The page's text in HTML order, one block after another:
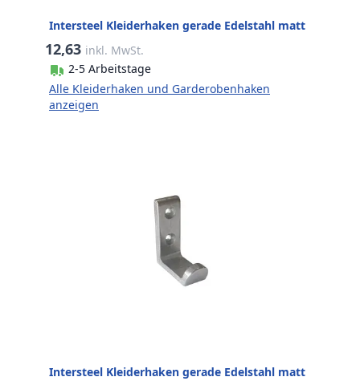
Intersteel Kleiderhaken gerade Edelstahl matt
12,63 inkl. MwSt.
2-5 Arbeitstage
Alle Kleiderhaken und Garderobenhaken
anzeigen
Intersteel Kleiderhaken gerade Edelstahl matt